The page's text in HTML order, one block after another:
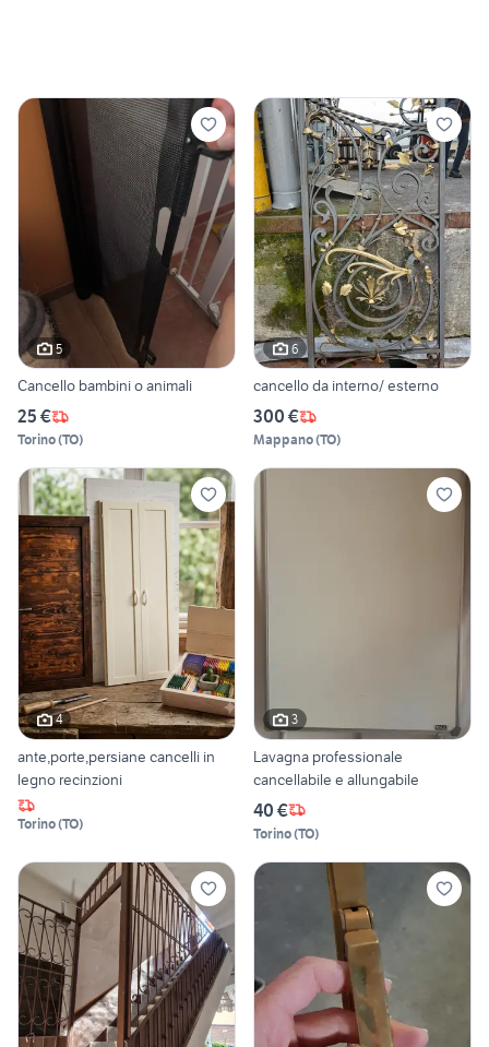
5
Cancello bambini o animali
25 €
Torino(TO)
6
cancello da interno/ esterno
300 €
Mappano(TO)
4
ante,porte,persiane cancelli in
legno recinzioni
Torino(TO)
3
Lavagna professionale
cancellabile e allungabile
40 €
Torino(TO)